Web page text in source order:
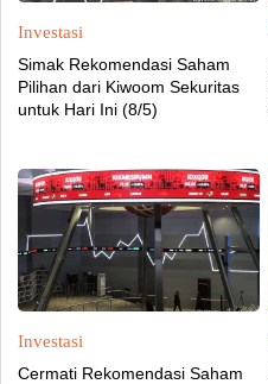
Investasi
Simak Rekomendasi Saham
Pilihan dari Kiwoom Sekuritas
untuk Hari Ini (8/5)
Investasi
Cermati Rekomendasi Saham